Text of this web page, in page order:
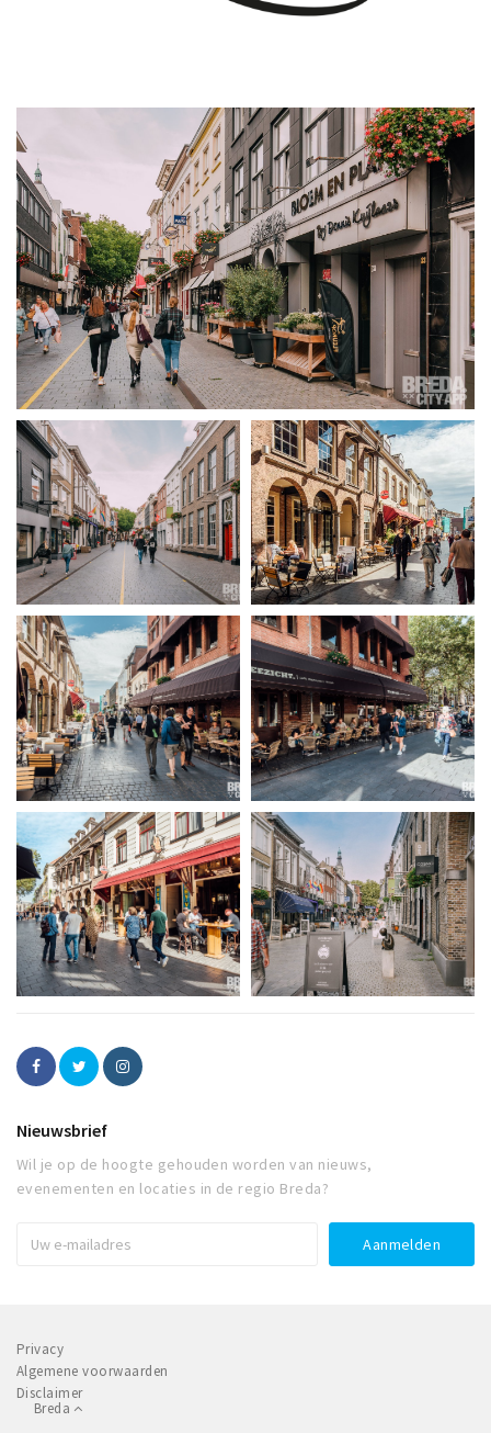
Nieuwsbrief
Wil je op de hoogte gehouden worden van nieuws,
evenementen en locaties in de regio Breda?
Privacy
Algemene voorwaarden
Disclaimer
Breda